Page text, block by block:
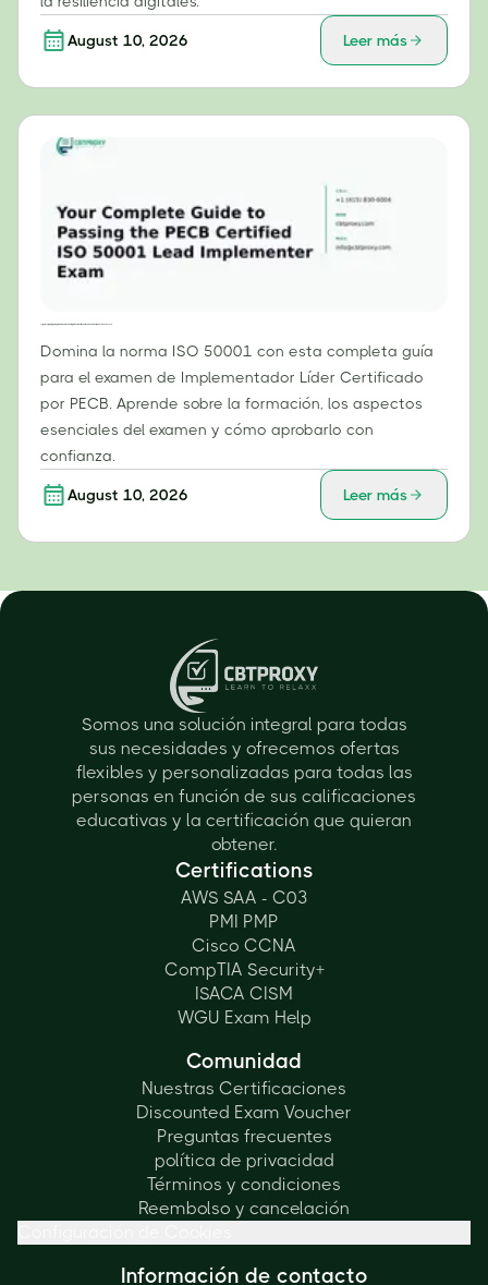
August 10, 2026 Leer más
Domina la norma ISO 50001 con esta completa guía
para el examen de Implementador Líder Certificado
por PECB. Aprende sobre la formación, los aspectos
esenciales del examen y cómo aprobarlo con
confianza.
August 10, 2026 Leer más
Somos una solución integral para todas
sus necesidades y ofrecemos ofertas
flexibles y personalizadas para todas las
personas en función de sus calificaciones
educativas y la certificación que quieran
obtener.
Certifications
AWS SAA - C03
PMI PMP
Cisco CCNA
CompTIA Security+
ISACA CISM
WGU Exam Help
Comunidad
Nuestras Certificaciones
Discounted Exam Voucher
Preguntas frecuentes
política de privacidad
Términos y condiciones
Reembolso y cancelación
Información de contacto